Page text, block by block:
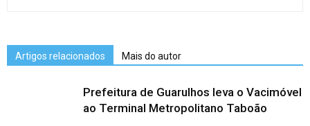
Artigos relacionados Mais do autor
Prefeitura de Guarulhos leva o Vacimóvel
ao Terminal Metropolitano Taboão